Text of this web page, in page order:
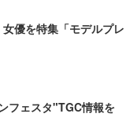
優を特集「モデルプレ
フェスタ"TGC情報を